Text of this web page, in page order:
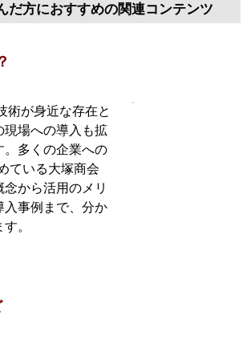
だ方におすすめの関連コンテンツ
術が身近な存在と
現場への導入も拡
。多くの企業への
ている大塚商会
から活用のメリ
入事例まで、分か
。